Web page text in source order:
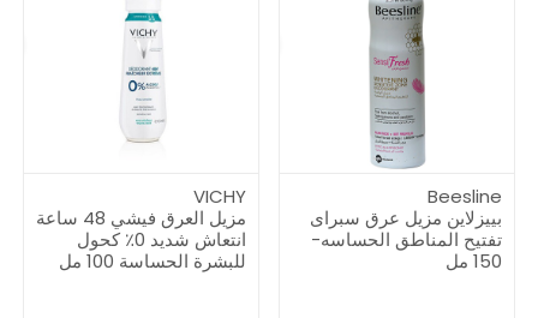
Beesline
بييزلاين مزيل عرق سبراى
تفتيح المناطق الحساسه-
150 مل
VICHY
مزيل العرق فيشي 48 ساعة
انتعاش شديد 0٪ كحول
للبشرة الحساسة 100 مل